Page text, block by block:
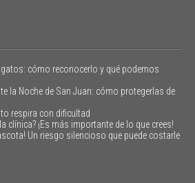
cómo reconocerlo y qué podemos
la Noche de San Juan: cómo protegerlas de
respira con dificultad
clínica? ¡Es más importante de lo que crees!
Un riesgo silencioso que puede costarle